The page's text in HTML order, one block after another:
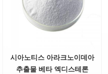
시아노티스 아라크노이데아
추출물 베타 엑디스테론